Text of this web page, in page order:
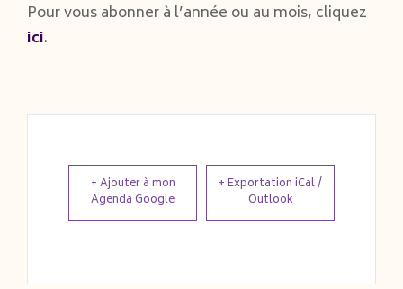
Pour vous abonner à l’année ou au mois, cliquez
ici.
+ Ajouter à mon
Agenda Google
+ Exportation iCal /
Outlook